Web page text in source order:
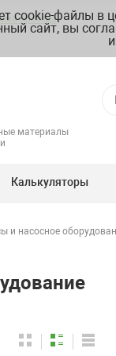
проезда
материалы
Калькуляторы
и насосное
cookie-файлы в
сайт, вы